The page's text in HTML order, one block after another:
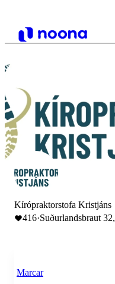
Kírópraktorstofa Kristjáns
416·Suðurlandsbraut
Marcar